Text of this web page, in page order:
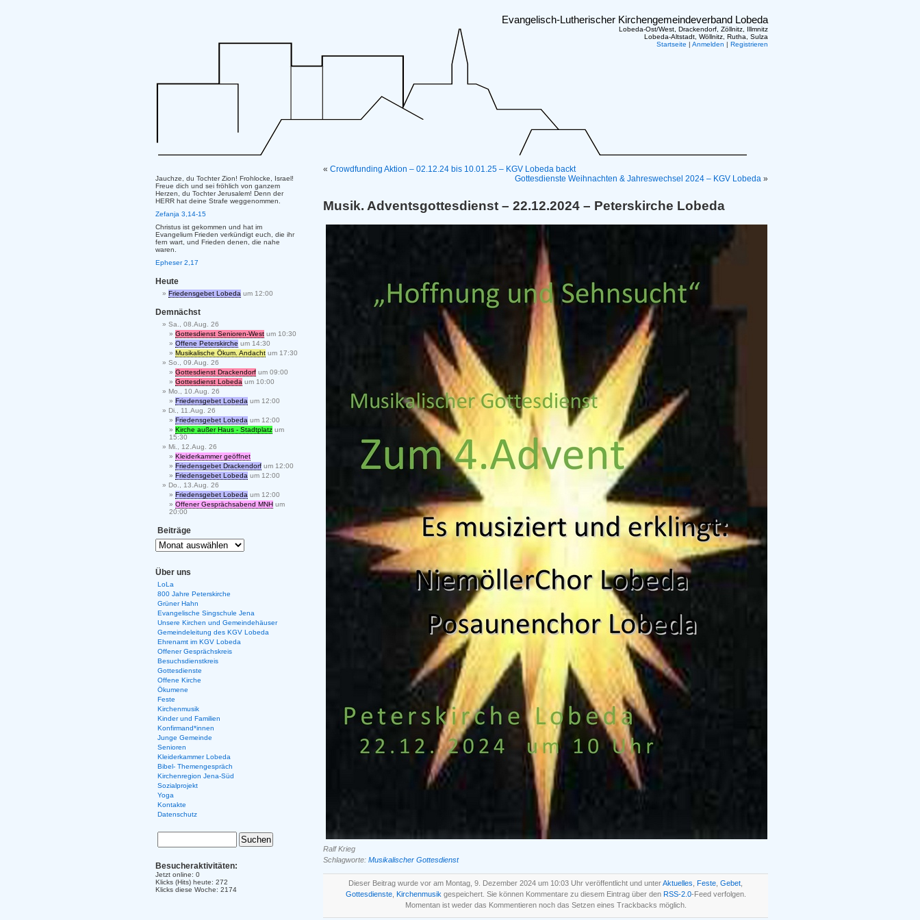
Evangelisch-Lutherischer Kirchengemeindeverband Lobeda
Lobeda-Ost/West, Drackendorf, Zöllnitz, Illmnitz
Lobeda-Altstadt, Wöllnitz, Rutha, Sulza
Startseite | Anmelden | Registrieren
« Crowdfunding Aktion – 02.12.24 bis 10.01.25 – KGV Lobeda backt
Gottesdienste Weihnachten & Jahreswechsel 2024 – KGV Lobeda »
Musik. Adventsgottesdienst – 22.12.2024 – Peterskirche Lobeda
Ralf Krieg
Schlagworte: Musikalischer Gottesdienst
Dieser Beitrag wurde vor am Montag, 9. Dezember 2024 um 10:03 Uhr veröffentlicht und unterAktuelles Feste Gebet
Gottesdienste, Kirchenmusik gespeichert. Sie können Kommentare zu diesem Eintrag über den RSS-2.0-Feed verfolgen.
Momentan ist weder das Kommentieren noch das Setzen eines Trackbacks möglich.
Jauchze, du Tochter Zion! Frohlocke, Israel!
Freue dich und sei fröhlich von ganzem
Herzen, du Tochter Jerusalem! Denn der
HERR hat deine Strafe weggenommen.
Zefanja 3,14-15
Christus ist gekommen und hat im
Evangelium Frieden verkündigt euch, die ihr
fern wart, und Frieden denen, die nahe
waren.
Epheser 2,17
Heute
Friedensgebet Lobeda um 12:00
Demnächst
Sa., 08.Aug. 26
Gottesdienst Senioren-West um 10:30
Offene Peterskirche um 14:30
Musikalische Ökum. Andacht um 17:30
So., 09.Aug. 26
Gottesdienst Drackendorf um 09:00
Gottesdienst Lobeda um 10:00
Mo., 10.Aug. 26
Friedensgebet Lobeda um 12:00
Di., 11.Aug. 26
Friedensgebet Lobeda um 12:00
Kirche außer Haus - Stadtplatz um
15:30
Mi., 12.Aug. 26
Kleiderkammer geöffnet
Friedensgebet Drackendorf um 12:00
Friedensgebet Lobeda um 12:00
Do., 13.Aug. 26
Friedensgebet Lobeda um 12:00
Offener Gesprächsabend MNH um
20:00
Beiträge
Über uns
LoLa
800 Jahre Peterskirche
Grüner Hahn
Evangelische Singschule Jena
Unsere Kirchen und Gemeindehäuser
Gemeindeleitung des KGV Lobeda
Ehrenamt im KGV Lobeda
Offener Gesprächskreis
Besuchsdienstkreis
Gottesdienste
Offene Kirche
Ökumene
Feste
Kirchenmusik
Kinder und Familien
Konfirmand*innen
Junge Gemeinde
Senioren
Kleiderkammer Lobeda
Bibel- Themengespräch
Kirchenregion Jena-Süd
Sozialprojekt
Yoga
Kontakte
Datenschutz
Besucheraktivitäten:
Jetzt online: 0
Klicks (Hits) heute: 272
Klicks diese Woche: 2174